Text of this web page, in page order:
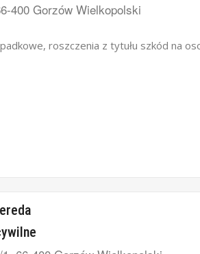
400 Gorzów Wielkopolski
roszczenia z tytułu szkód na